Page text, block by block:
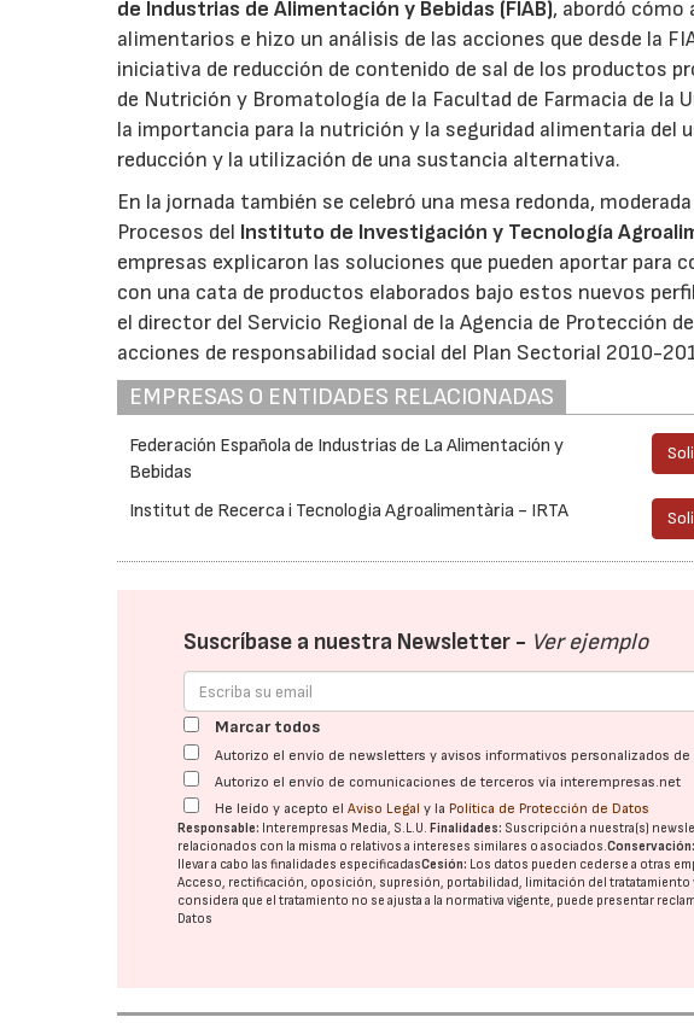
de Industrias de Alimentación y Bebidas (FIAB), abordó
alimentarios e hizo un análisis de las acciones que desde la
iniciativa de reducción de contenido de sal de los productos
de Nutrición y Bromatología de la Facultad de Farmacia de la
la importancia para la nutrición y la seguridad alimentaria del
reducción y la utilización de una sustancia alternativa.
En la jornada también se celebró una mesa redonda,
Procesos del Instituto de Investigación y Tecnología
empresas explicaron las soluciones que pueden aportar para
con una cata de productos elaborados bajo estos nuevos
el director del Servicio Regional de la Agencia de Protección
acciones de responsabilidad social del Plan Sectorial 2010-
EMPRESAS O ENTIDADES RELACIONADAS
Federación Española de Industrias de La Alimentación y
Bebidas
Institut de Recerca i Tecnologia Agroalimentària - IRTA
Suscríbase a nuestra Newsletter - Ver ejemplo
Marcar todos
Autorizo el envío de newsletters y avisos informativos personalizados
Autorizo el envío de comunicaciones de terceros vía interempresas.net
He leído y acepto elAviso Legal y la Política de Protección de Datos
Responsable: Interempresas Media, S.L.U. Finalidades: Suscripción a nuestra(s)
relacionados con la misma o relativos a intereses similares o asociados.Conservación:
llevar a cabo las finalidades especificadasCesión: Los datos pueden cederse a otras
Acceso, rectificación, oposición, supresión, portabilidad, limitación del tratatamiento
considera que el tratamiento no se ajusta a la normativa vigente, puede presentar
Datos